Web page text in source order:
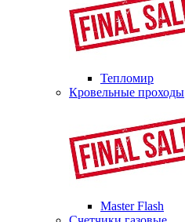
Тепломир
Кровельные проходы
Master Flash